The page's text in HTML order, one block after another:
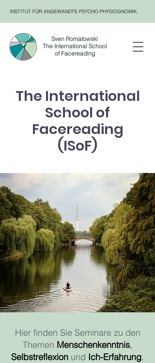
INSTITUT FÜR ANGEWANDTE PSYCHO-PHYSIOGNOMIK.
Sven Romatowski
The International School
of Facereading
The International
School of
Facereading
(ISoF)
Hier finden Sie Seminare zu den
Themen Menschenkenntnis,
Selbstreflexion und Ich-Erfahrung.